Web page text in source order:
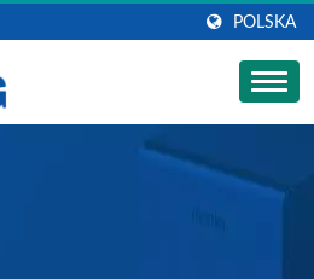
POLSKA